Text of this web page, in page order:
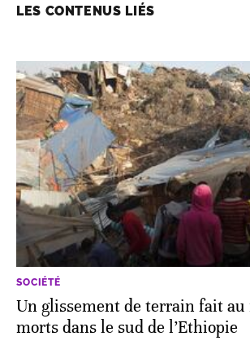
LES CONTENUS LIÉS
SOCIÉTÉ
Un glissement de terrain fait au
morts dans le sud de l’Ethiopie